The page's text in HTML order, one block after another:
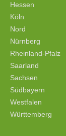
Hessen
Köln
Nord
Nürnberg
Rheinland-Pfalz
Saarland
Sachsen
Südbayern
Westfalen
Württemberg